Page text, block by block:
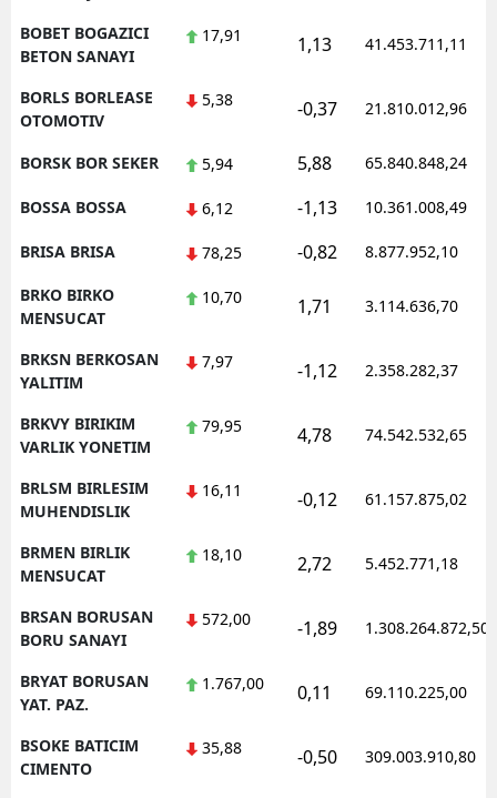
BOBET BOGAZICI
BETON SANAYI
17,91 1,13 41.453.711,11
BORLS BORLEASE
OTOMOTIV
5,38 -0,37 21.810.012,96
BORSK BOR SEKER 5,94 5,88 65.840.848,24
BOSSA BOSSA 6,12 -1,13 10.361.008,49
BRISA BRISA 78,25 -0,82 8.877.952,10
BRKO BIRKO
MENSUCAT
10,70 1,71 3.114.636,70
BRKSN BERKOSAN
YALITIM
7,97 -1,12 2.358.282,37
BRKVY BIRIKIM
VARLIK YONETIM
79,95 4,78 74.542.532,65
BRLSM BIRLESIM
MUHENDISLIK
16,11 -0,12 61.157.875,02
BRMEN BIRLIK
MENSUCAT
18,10 2,72 5.452.771,18
BRSAN BORUSAN
BORU SANAYI
572,00 -1,89 1.308.264.872,50
BRYAT BORUSAN
YAT. PAZ.
1.767,00 0,11 69.110.225,00
BSOKE BATICIM
CIMENTO
35,88 -0,50 309.003.910,80